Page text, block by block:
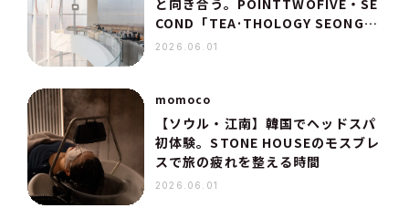
と向き合う。POINTTWOFIVE・SE
COND「TEA·THOLOGY SEONGS
U」へ
2026.06.01
momoco
【ソウル・江南】韓国でヘッドスパ
初体験。STONE HOUSEのモスブレ
スで旅の疲れを整える時間
2026.06.01